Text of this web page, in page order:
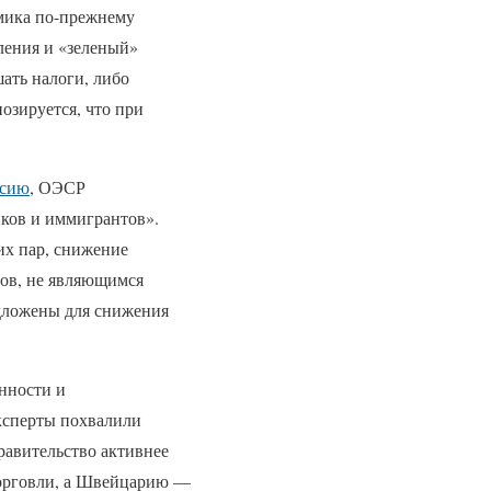
по-прежнему
и «зеленый»
налоги, либо
что при
, ОЭСР
и иммигрантов».
пар, снижение
не являющимся
для снижения
и
похвалили
активнее
а Швейцарию —